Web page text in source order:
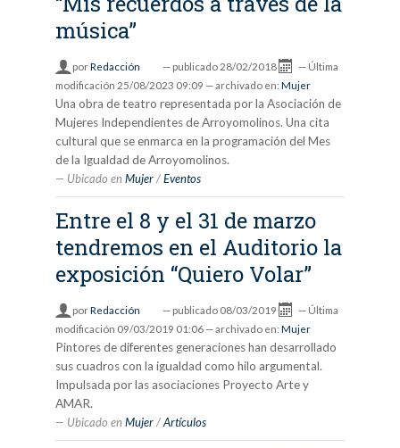
música”
porRedacción — publicado 28/02/2018 — Última
modificación 25/08/2023 09:09 — archivado en: Mujer
Una obra de teatro representada por la Asociación de
Mujeres Independientes de Arroyomolinos. Una cita
cultural que se enmarca en la programación del Mes
de la Igualdad de Arroyomolinos.
Ubicado en Mujer /Eventos
Entre el 8 y el 31 de marzo
tendremos en el Auditorio la
exposición “Quiero Volar”
porRedacción — publicado 08/03/2019 — Última
modificación 09/03/2019 01:06 — archivado en: Mujer
Pintores de diferentes generaciones han desarrollado
sus cuadros con la igualdad como hilo argumental.
Impulsada por las asociaciones Proyecto Arte y
AMAR.
Ubicado en Mujer /Artículos